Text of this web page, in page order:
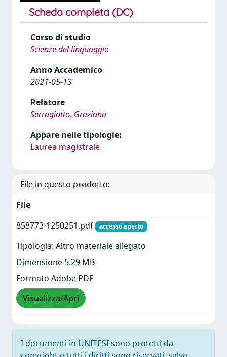
Scheda completa (DC)
Corso di studio
Scienze del linguaggio
Anno Accademico
2021-05-13
Relatore
Serragiotto, Graziano
Appare nelle tipologie:
Laurea magistrale
File in questo prodotto:
File
858773-1250251.pdf
accesso aperto
Tipologia: Altro materiale allegato
Dimensione 5.29 MB
Formato Adobe PDF
Visualizza/Apri
I documenti in UNITESI sono protetti da